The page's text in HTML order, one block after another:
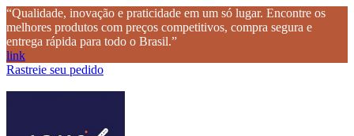
“Qualidade, inovação e praticidade em um só lugar. Encontre os
melhores produtos com preços competitivos, compra segura e
entrega rápida para todo o Brasil.”
link
Rastreie seu pedido